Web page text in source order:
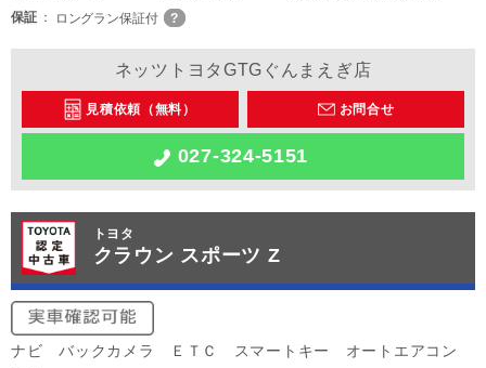
保証
ロングラン保証付
ネッツトヨタGTGぐんまえぎ店
見積依頼（無料） お問合せ
027-324-5151
トヨタ
クラウン スポーツ Z
ナビ バックカメラ ＥＴＣ スマートキー オートエアコン